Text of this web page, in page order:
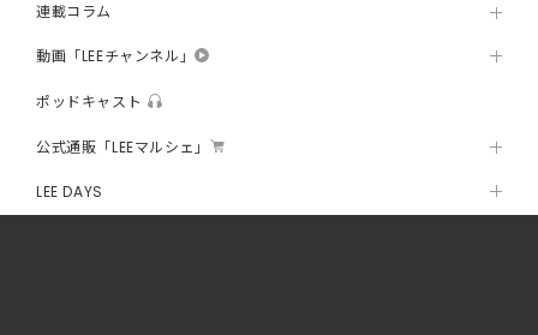
連載コラム
動画「LEEチャンネル」
ポッドキャスト
公式通販「LEEマルシェ」
LEE DAYS